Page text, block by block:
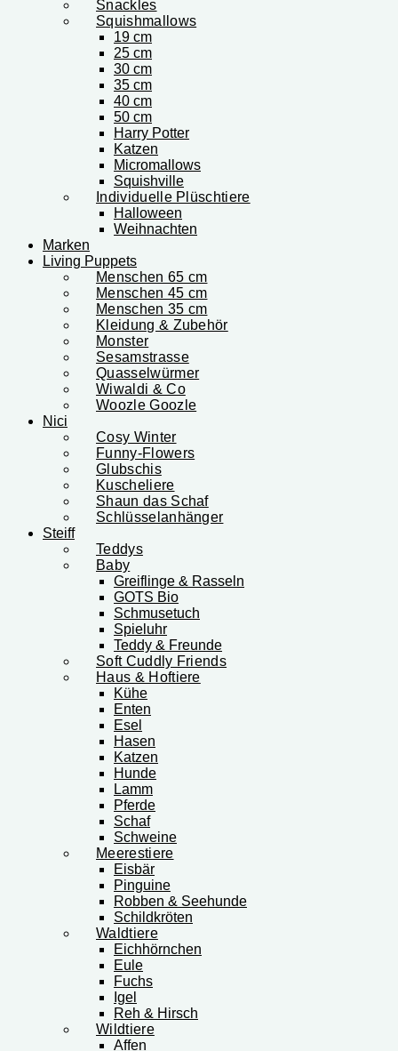
Snackles
Squishmallows
19 cm
25 cm
30 cm
35 cm
40 cm
50 cm
Harry Potter
Katzen
Micromallows
Squishville
Individuelle Plüschtiere
Halloween
Weihnachten
Marken
Living Puppets
Menschen 65 cm
Menschen 45 cm
Menschen 35 cm
Kleidung & Zubehör
Monster
Sesamstrasse
Quasselwürmer
Wiwaldi & Co
Woozle Goozle
Nici
Cosy Winter
Funny-Flowers
Glubschis
Kuscheliere
Shaun das Schaf
Schlüsselanhänger
Steiff
Teddys
Baby
Greiflinge & Rasseln
GOTS Bio
Schmusetuch
Spieluhr
Teddy & Freunde
Soft Cuddly Friends
Haus & Hoftiere
Kühe
Enten
Esel
Hasen
Katzen
Hunde
Lamm
Pferde
Schaf
Schweine
Meerestiere
Eisbär
Pinguine
Robben & Seehunde
Schildkröten
Waldtiere
Eichhörnchen
Eule
Fuchs
Igel
Reh & Hirsch
Wildtiere
Affen